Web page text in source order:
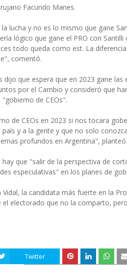
Facundo Manes.
lucha y no es lo mismo que gane
lógico que gane el PRO con
todo queda como est. La
comentó.
dijo que espera que en 2023 gane
por el Cambio y consideró que
de CEOs".
de CEOs en 2023 si nos tocara
y a la gente y que no solo
profundos en Argentina", planteó.
que "salir de la perspectiva de
especulativas" en los planes de
la candidata más fuerte en la
el electorado que no la comparto,
Twitter